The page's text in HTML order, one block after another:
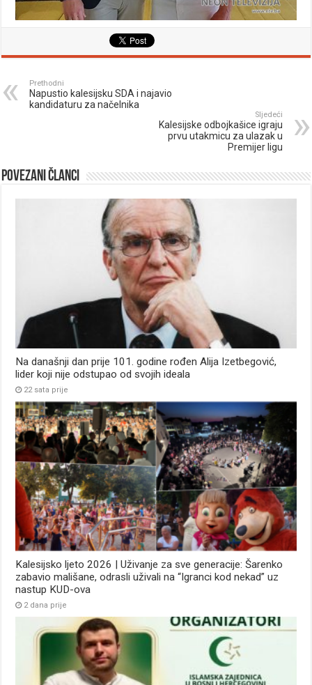
Prethodni
Napustio kalesijsku SDA i najavio
kandidaturu za načelnika
Sljedeći
Kalesijske odbojkašice igraju
prvu utakmicu za ulazak u
Premijer ligu
Povezani članci
Na današnji dan prije 101. godine rođen Alija Izetbegović,
lider koji nije odstupao od svojih ideala
22 sata prije
Kalesijsko ljeto 2026 | Uživanje za sve generacije: Šarenko
zabavio mališane, odrasli uživali na “Igranci kod nekad” uz
nastup KUD-ova
2 dana prije